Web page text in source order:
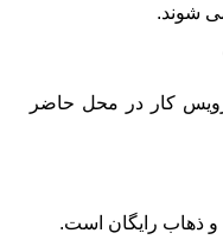
شوند.
سرویس‌ کار در محل حاضر
و ذهاب رایگان است.